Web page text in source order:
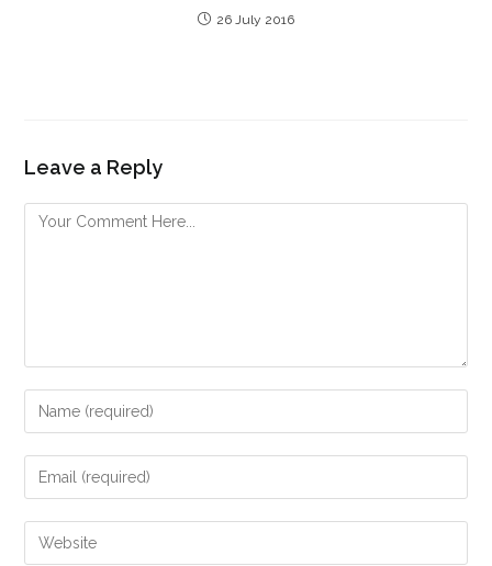
26 July 2016
Leave a Reply